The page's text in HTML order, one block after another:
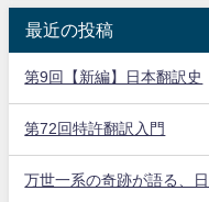
最近の投稿
第9回【新編】日本翻訳史
第72回特許翻訳入門
万世一系の奇跡が語る、